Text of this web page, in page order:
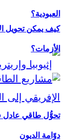
العبودية؟
كيف يمكن تحويل
الأزمات؟
تحوُّل طاقي عادل
دوّامة الديون